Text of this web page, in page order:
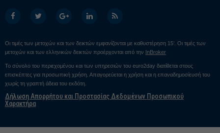
Οι τιμές των μετοχών και των δεικτών εμφανίζονται με καθυστέρηση 15’. Οι τιμές των
μετοχών και των ελληνικών δεικτών προέρχονται από την InBroker
Το σύνολο του περιεχομένου και των υπηρεσιών του euro2day διατίθεται στους
επισκέπτες για προσωπική χρήση. Απαγορεύεται η χρήση και η επαναδημοσίευσή του
χωρίς τη γραπτή άδεια του εκδότη.
Δήλωση Απορρήτου και Προστασίας Δεδομένων Προσωπικού
Χαρακτήρα